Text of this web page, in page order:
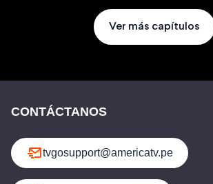
Ver más capítulos
CONTÁCTANOS
tvgosupport@americatv.pe